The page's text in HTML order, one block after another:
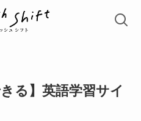
る】英語学習サイ